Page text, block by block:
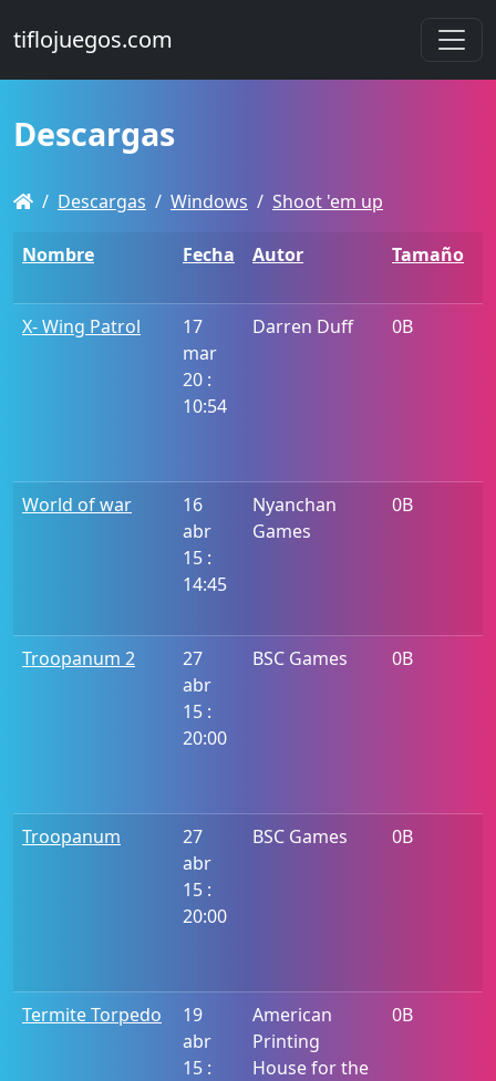
tiflojuegos.com
Descargas
Descargas Windows Shoot 'em up
Nombre Fecha Autor Tamaño
X- Wing Patrol
17
mar
20 :
10:54
Darren Duff 0B
World of war
16
abr
15 :
14:45
Nyanchan
Games
0B
Troopanum 2
27
abr
15 :
20:00
BSC Games 0B
Troopanum
27
abr
15 :
20:00
BSC Games 0B
Termite Torpedo
19
abr
15 :
American
Printing
House for the
0B